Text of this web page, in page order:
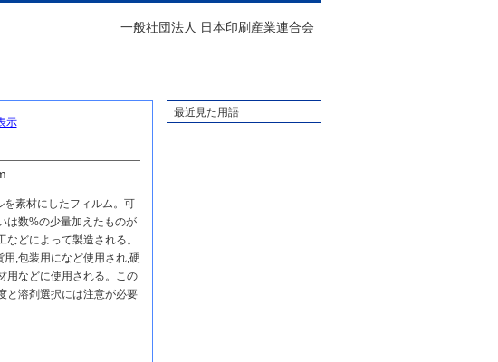
一般社団法人 日本印刷産業連合会
示
素材にしたフィルム。可
は数%の少量加えたものが
どによって製造される。
,包装用になど使用され,硬
用などに使用される。この
と溶剤選択には注意が必要
最近見た用語